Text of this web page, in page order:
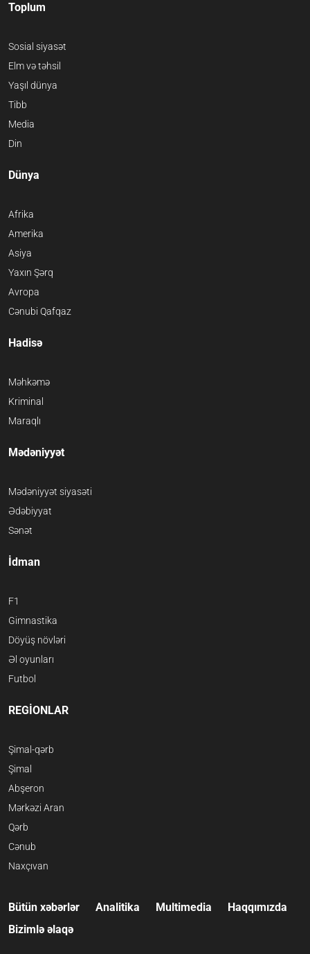
Toplum
Sosial siyasət
Elm və təhsil
Yaşıl dünya
Tibb
Media
Din
Dünya
Afrika
Amerika
Asiya
Yaxın Şərq
Avropa
Cənubi Qafqaz
Hadisə
Məhkəmə
Kriminal
Maraqlı
Mədəniyyət
Mədəniyyət siyasəti
Ədəbiyyat
Sənət
İdman
F1
Gimnastika
Döyüş növləri
Əl oyunları
Futbol
REGİONLAR
Şimal-qərb
Şimal
Abşeron
Mərkəzi Aran
Qərb
Cənub
Naxçıvan
Bütün xəbərlər Analitika Multimedia
Haqqımızda
Bizimlə əlaqə